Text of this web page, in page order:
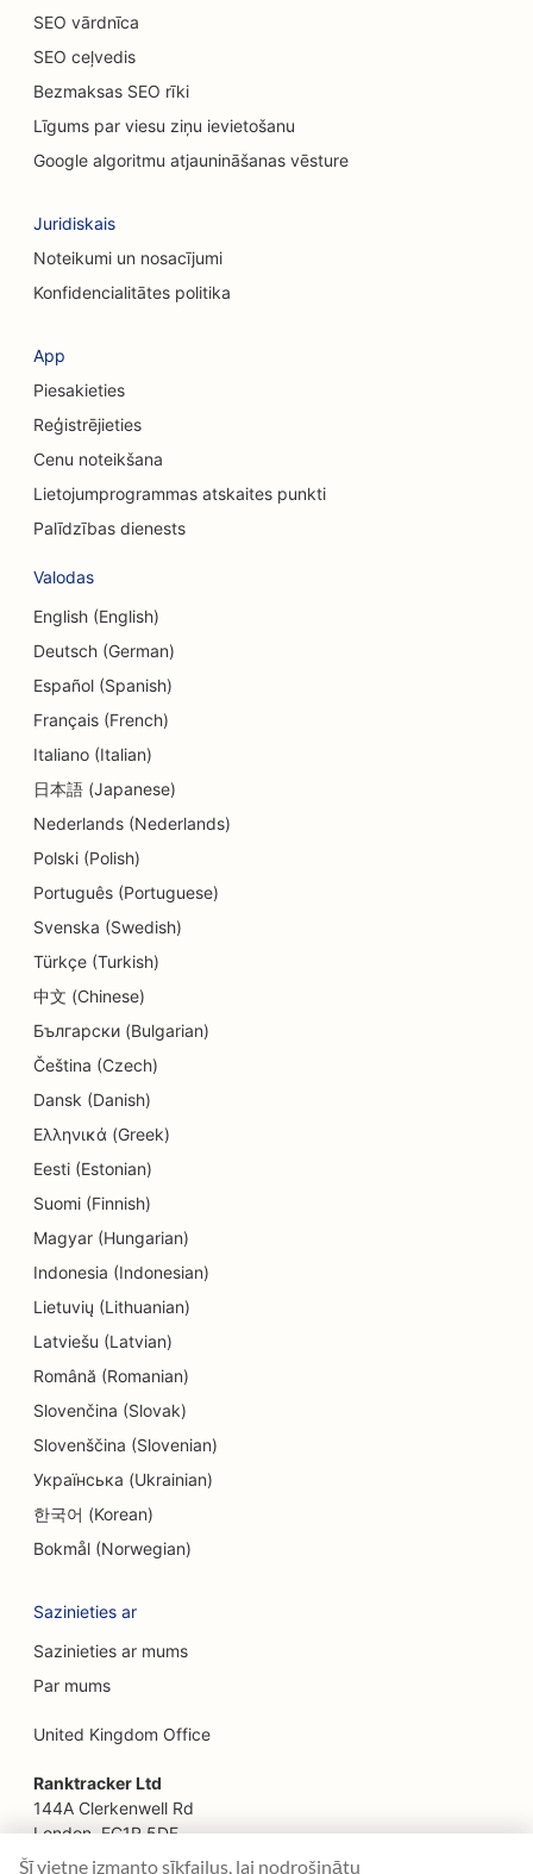
Ķīmiskā pīlinga pakalpojumu SEO
SEO kaķu kafejnīcām
SEO tīrīšanas pakalpojumiem
SEO konsultāciju uzņēmumiem
SEO kosmētikas ķirurgiem
SEO valūtas maiņas pakalpojumiem
SEO kredītkooperatīvajām sabiedrībām
SEO kēksiņu veikaliem
SEO deju studijām
SEO parādu konsultāciju pakalpojumiem
SEO zobārstniecības klīnikām
SEO ēdinātājiem
SEO Dermabrāzijas pakalpojumiem
SEO detalizētiem veikaliem
SEO Donut veikaliem
SEO ķīmiskajām tīrītavām
SEO elektriķiem
SEO elektronikas veikaliem
SEO endodontiem
SEO izklaidei un atpūtai
SEO inženiertehniskajiem uzņēmumiem
EO etniskajiem restorāniem
SEO sejas liftinga pakalpojumiem
SEO ģimenes restorāniem
SEO restorāniem, kas darbojas no lauku
SEO finanšu plānotājiem
SEO finanšu pakalpojumiem
SEO floristiem
SEO vārdnīca
SEO ceļvedis
Bezmaksas SEO rīki
Līgums par viesu ziņu ievietošanu
Google algoritmu atjaunināšanas vēsture
Juridiskais
Noteikumi un nosacījumi
Konfidencialitātes politika
App
Piesakieties
Reģistrējieties
Cenu noteikšana
Lietojumprogrammas atskaites punkti
Palīdzības dienests
Valodas
English (English)
Deutsch (German)
Español (Spanish)
Français (French)
Italiano (Italian)
日本語 (Japanese)
Nederlands (Nederlands)
Polski (Polish)
Português (Portuguese)
Svenska (Swedish)
Türkçe (Turkish)
中文 (Chinese)
Български (Bulgarian)
Čeština (Czech)
Dansk (Danish)
Ελληνικά (Greek)
Eesti (Estonian)
Suomi (Finnish)
Magyar (Hungarian)
Indonesia (Indonesian)
Lietuvių (Lithuanian)
Latviešu (Latvian)
Română (Romanian)
Slovenčina (Slovak)
Slovenščina (Slovenian)
Українська (Ukrainian)
한국어 (Korean)
Bokmål (Norwegian)
Sazinieties ar
Sazinieties ar mums
Par mums
United Kingdom Office
Ranktracker Ltd
144A Clerkenwell Rd
London, EC1R 5DF
Company No: 08820809
Šī vietne izmanto sīkfailus, lai nodrošinātu